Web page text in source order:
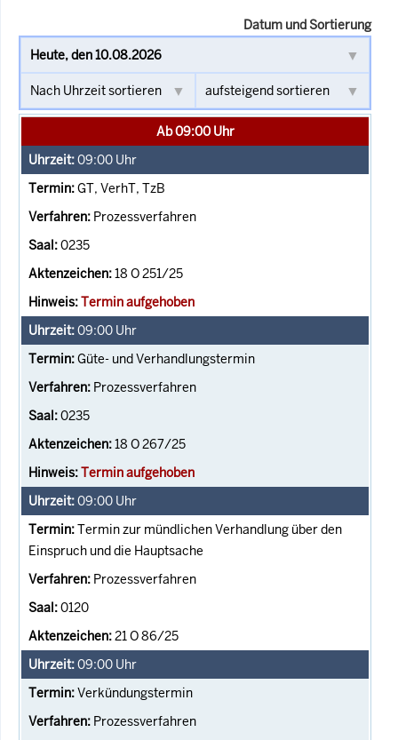
Datum und Sortierung
Ab 09:00 Uhr
09:00 Uhr
GT, VerhT, TzB
Prozessverfahren
0235
18 O 251/25
Termin aufgehoben
09:00 Uhr
Güte- und Verhandlungstermin
Prozessverfahren
0235
18 O 267/25
Termin aufgehoben
09:00 Uhr
Termin zur mündlichen Verhandlung über den
Einspruch und die Hauptsache
Prozessverfahren
0120
21 O 86/25
09:00 Uhr
Verkündungstermin
Prozessverfahren